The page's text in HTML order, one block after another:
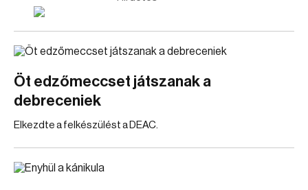
Öt edzőmeccset játszanak a
debreceniek
Elkezdte a felkészülést a DEAC.